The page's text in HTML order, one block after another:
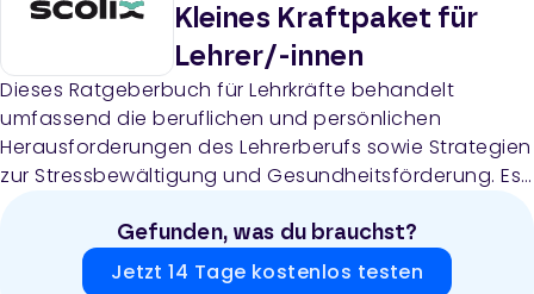
Kleines Kraftpaket für
Lehrer/-innen
Dieses Ratgeberbuch für Lehrkräfte behandelt
umfassend die beruflichen und persönlichen
Herausforderungen des Lehrerberufs sowie Strategien
zur Stressbewältigung und Gesundheitsförderung. Es
Wellness, Schulalltag, praktische Tipps und
Experteninterviews mit Medizinern, Psychologen und
Gefunden, was du brauchst?
Jetzt 14 Tage kostenlos testen